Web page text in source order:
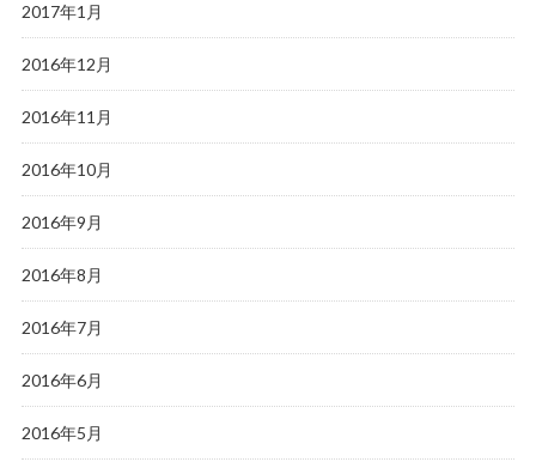
2017年1月
2016年12月
2016年11月
2016年10月
2016年9月
2016年8月
2016年7月
2016年6月
2016年5月